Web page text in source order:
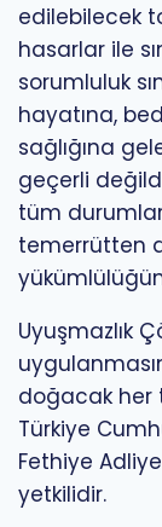
edilebilecek
hasarlar ile
sorumluluk
hayatına,
sağlığına
geçerli
tüm
temerrütten
Uyuşmazlık
doğacak her
Türkiye
Fethiye
yetkilidir.